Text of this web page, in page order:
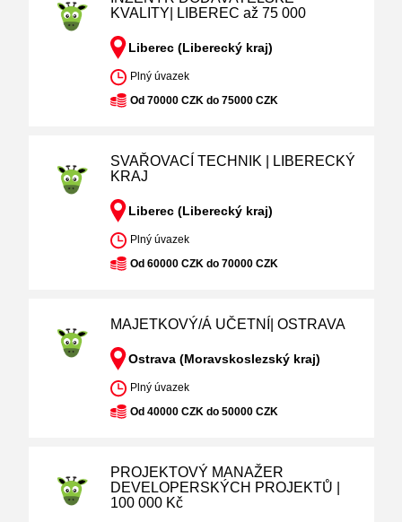
KVALITY| LIBEREC až 75 000
Liberec (Liberecký kraj)
Plný úvazek
Od 70000 CZK do 75000 CZK
SVAŘOVACÍ TECHNIK | LIBERECKÝ
KRAJ
Liberec (Liberecký kraj)
Plný úvazek
Od 60000 CZK do 70000 CZK
MAJETKOVÝ/Á UČETNÍ| OSTRAVA
Ostrava (Moravskoslezský kraj)
Plný úvazek
Od 40000 CZK do 50000 CZK
PROJEKTOVÝ MANAŽER
DEVELOPERSKÝCH PROJEKTŮ |
100 000 Kč